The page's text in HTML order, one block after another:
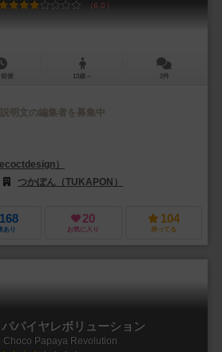
6.0
後 13歳～ 2件
明文の編集者を募集中
）
つかぽん（TUKAPON）
168
あり
20
お気に入り
104
持ってる
パイヤレボリューション
Choco Papaya Revolution